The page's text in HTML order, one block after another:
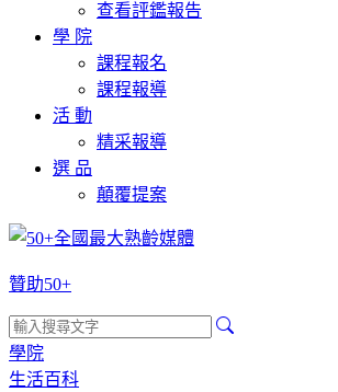
查看評鑑報告
學 院
課程報名
課程報導
活 動
精采報導
選 品
顛覆提案
贊助50+
學院
生活百科